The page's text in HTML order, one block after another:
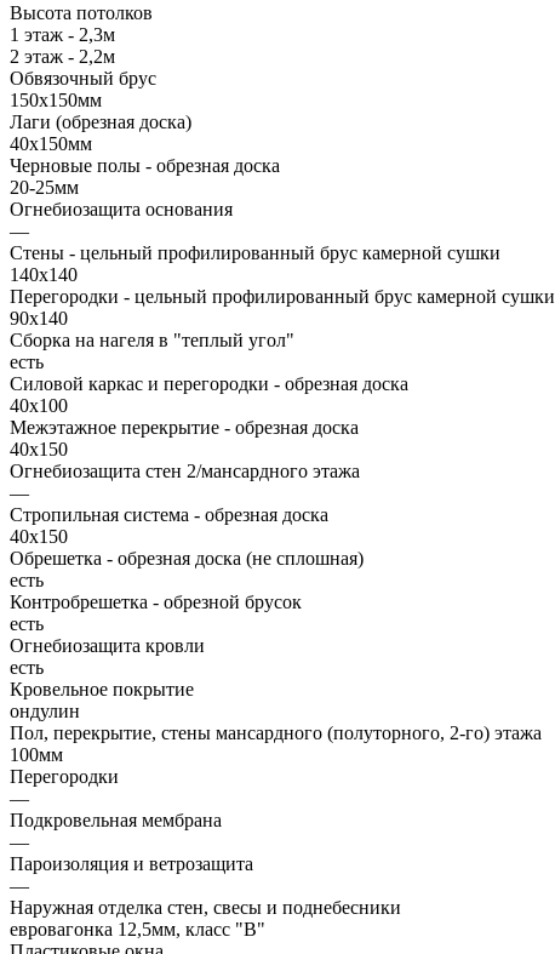
Высота потолков
1 этаж - 2,3м
2 этаж - 2,2м
Обвязочный брус
150х150мм
Лаги (обрезная доска)
40х150мм
Черновые полы - обрезная доска
20-25мм
Огнебиозащита основания
—
Стены - цельный профилированный брус камерной сушки
140х140
Перегородки - цельный профилированный брус камерной сушки
90х140
Сборка на нагеля в "теплый угол"
есть
Силовой каркас и перегородки - обрезная доска
40х100
Межэтажное перекрытие - обрезная доска
40х150
Огнебиозащита стен 2/мансардного этажа
—
Стропильная система - обрезная доска
40х150
Обрешетка - обрезная доска (не сплошная)
есть
Контробрешетка - обрезной брусок
есть
Огнебиозащита кровли
есть
Кровельное покрытие
ондулин
Пол, перекрытие, стены мансардного (полуторного, 2-го) этажа
100мм
Перегородки
—
Подкровельная мембрана
—
Пароизоляция и ветрозащита
—
Наружная отделка стен, свесы и поднебесники
евровагонка 12,5мм, класс "В"